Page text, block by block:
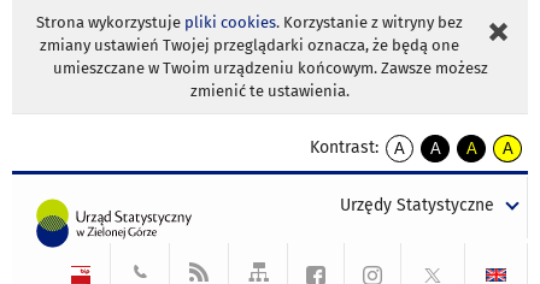
Strona wykorzystuje pliki cookies. Korzystanie z witryny bez
zmiany ustawień Twojej przeglądarki oznacza, że będą one
umieszczane w Twoim urządzeniu końcowym. Zawsze możesz
zmienić te ustawienia.
Kontrast:
A
kontrast
A
kontrast
tekst
czarnym
A
kontrast
tekst
czarnym
A
tekst
żółtym
Urzędy Statystyczne